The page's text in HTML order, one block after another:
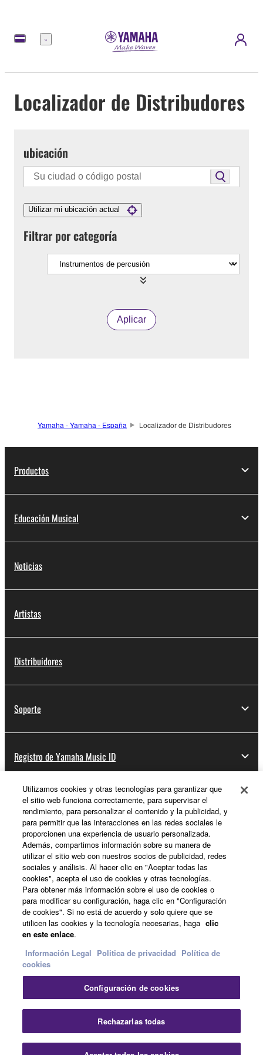
Menú
Localizador de Distribudores
ubicación
Utilizar mi ubicación actual
Filtrar por categoría
Aplicar
Yamaha - Yamaha - España Localizador de Distribudores
Productos
Educación Musical
Noticias
Artistas
Distribuidores
Soporte
Registro de Yamaha Music ID
Acerca de Yamaha
España - Spanish
Empresa
Contacte con nosotrosTerminos de uso
Politica de privacidadPolítica de cookies
Información Legal
© Yamaha Corporation.
Utilizamos cookies y otras tecnologías para garantizar que
el sitio web funciona correctamente, para supervisar el
rendimiento, para personalizar el contenido y la publicidad, y
para permitir que las interacciones en las redes sociales le
proporcionen una experiencia de usuario personalizada.
Además, compartimos información sobre su manera de
utilizar el sitio web con nuestros socios de publicidad, redes
sociales y análisis. Al hacer clic en "Aceptar todas las
cookies", acepta el uso de cookies y otras tecnologías.
Para obtener más información sobre el uso de cookies o
para modificar su configuración, haga clic en "Configuración
de cookies". Si no está de acuerdo y solo quiere que se
utilicen las cookies y la tecnología necesarias, haga clic
en este enlace.
Información Legal Politica de privacidad Política de
cookies
Configuración de cookies
Rechazarlas todas